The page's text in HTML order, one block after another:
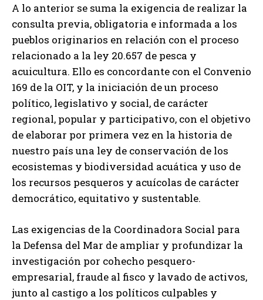
A lo anterior se suma la exigencia de realizar la
consulta previa, obligatoria e informada a los
pueblos originarios en relación con el proceso
relacionado a la ley 20.657 de pesca y
acuicultura. Ello es concordante con el Convenio
169 de la OIT, y la iniciación de un proceso
político, legislativo y social, de carácter
regional, popular y participativo, con el objetivo
de elaborar por primera vez en la historia de
nuestro país una ley de conservación de los
ecosistemas y biodiversidad acuática y uso de
los recursos pesqueros y acuícolas de carácter
democrático, equitativo y sustentable.
Las exigencias de la Coordinadora Social para
la Defensa del Mar de ampliar y profundizar la
investigación por cohecho pesquero-
empresarial, fraude al fisco y lavado de activos,
junto al castigo a los políticos culpables y